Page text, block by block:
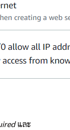
และ